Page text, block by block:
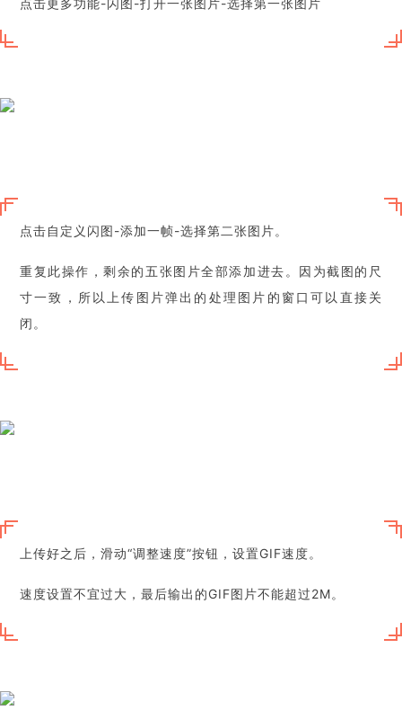
点击更多功能-闪图-打开一张图片-选择第一张图片
点击自定义闪图-添加一帧-选择第二张图片。
重复此操作，剩余的五张图片全部添加进去。因为截图的尺
寸一致，所以上传图片弹出的处理图片的窗口可以直接关
闭。
上传好之后，滑动“调整速度”按钮，设置GIF速度。
速度设置不宜过大，最后输出的GIF图片不能超过2M。